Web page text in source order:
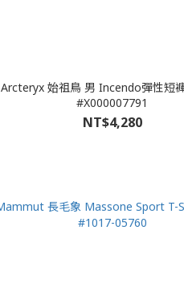
Arcteryx 始祖鳥 男 Incendo彈性短
#X000007791
NT$4,280